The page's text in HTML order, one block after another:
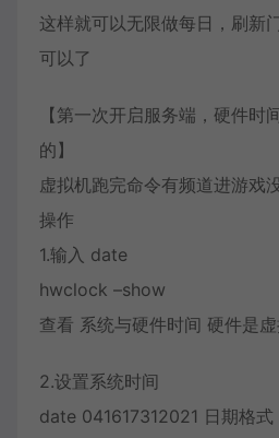
这样就可以无限做每日，刷新
可以了
【第一次开启服务端，硬件时
的】
虚拟机跑完命令有频道进游戏
操作
1.输入 date
hwclock –show
查看 系统与硬件时间 硬件是
2.设置系统时间
date 041617312021 日期格